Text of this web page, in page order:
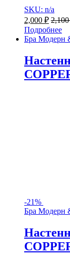
SKU: n/a
2,000 ₽
Подробнее
Бра Модерн
-21%
Бра Модерн